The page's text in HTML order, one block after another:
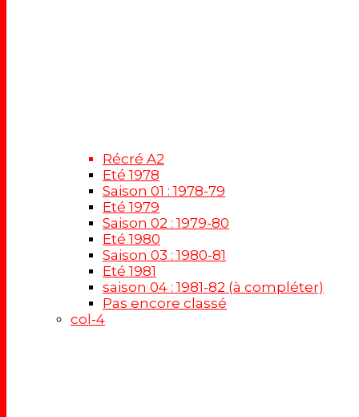
Récré A2
Eté 1978
Saison 01 : 1978-79
Eté 1979
Saison 02 : 1979-80
Eté 1980
Saison 03 : 1980-81
Eté 1981
saison 04 : 1981-82 (à compléter)
Pas encore classé
col-4